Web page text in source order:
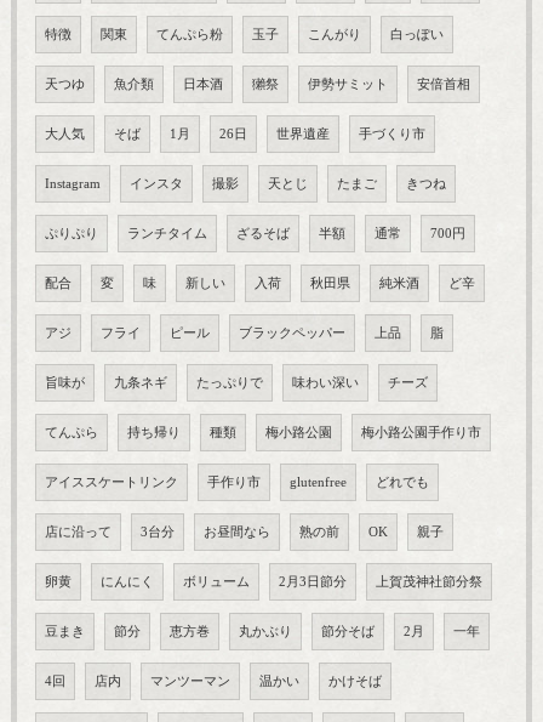
特徴 関東 てんぷら粉 玉子 こんがり 白っぽい
天つゆ 魚介類 日本酒 獺祭 伊勢サミット 安倍首相
大人気 そば 1月 26日 世界遺産 手づくり市
Instagram インスタ 撮影 天とじ たまご きつね
ぷりぷり ランチタイム ざるそば 半額 通常 700円
配合 変 味 新しい 入荷 秋田県 純米酒 ど辛
アジ フライ ピール ブラックペッパー 上品 脂
旨味が 九条ネギ たっぷりで 味わい深い チーズ
てんぷら 持ち帰り 種類 梅小路公園 梅小路公園手作り市
アイススケートリンク 手作り市 glutenfree どれでも
店に沿って 3台分 お昼間なら 熟の前 OK 親子
卵黄 にんにく ボリューム 2月3日節分 上賀茂神社節分祭
豆まき 節分 恵方巻 丸かぶり 節分そば 2月 一年
4回 店内 マンツーマン 温かい かけそば